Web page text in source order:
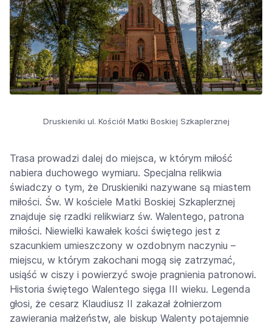
Druskieniki ul. Kościół Matki Boskiej Szkaplerznej
Trasa prowadzi dalej do miejsca, w którym miłość
nabiera duchowego wymiaru. Specjalna relikwia
świadczy o tym, że Druskieniki nazywane są miastem
miłości. Św. W kościele Matki Boskiej Szkaplerznej
znajduje się rzadki relikwiarz św. Walentego, patrona
miłości. Niewielki kawałek kości świętego jest z
szacunkiem umieszczony w ozdobnym naczyniu –
miejscu, w którym zakochani mogą się zatrzymać,
usiąść w ciszy i powierzyć swoje pragnienia patronowi.
Historia świętego Walentego sięga III wieku. Legenda
głosi, że cesarz Klaudiusz II zakazał żołnierzom
zawierania małżeństw, ale biskup Walenty potajemnie